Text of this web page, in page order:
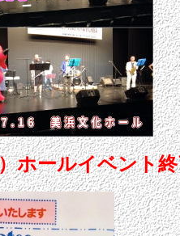
ホールイベント